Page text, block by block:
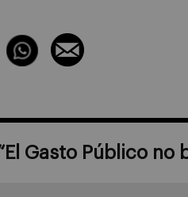
El Gasto Público no